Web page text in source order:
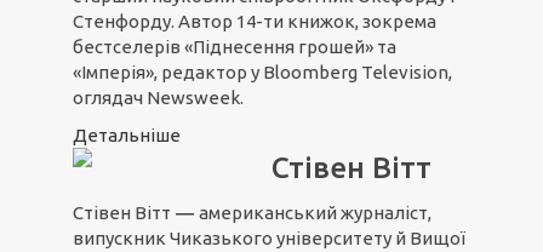
Стенфорду. Автор 14-ти книжок, зокрема
бестселерів «Піднесення грошей» та
«Імперія», редактор у Bloomberg Television,
оглядач Newsweek.
Детальніше
Стівен Вітт
Стівен Вітт ― американський журналіст,
випускник Чиказького університету й Вищої